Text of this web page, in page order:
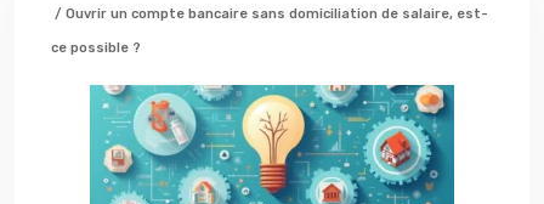
/ Ouvrir un compte bancaire sans domiciliation de salaire, est-
ce possible ?